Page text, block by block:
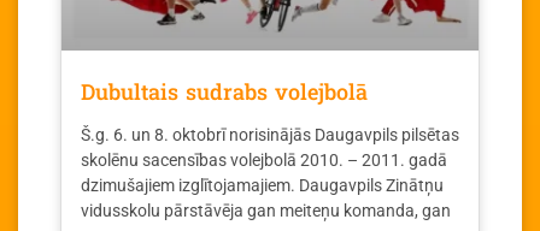
Dubultais sudrabs volejbolā
Š.g. 6. un 8. oktobrī norisinājās Daugavpils pilsētas
skolēnu sacensības volejbolā 2010. – 2011. gadā
dzimušajiem izglītojamajiem. Daugavpils Zinātņu
vidusskolu pārstāvēja gan meiteņu komanda, gan